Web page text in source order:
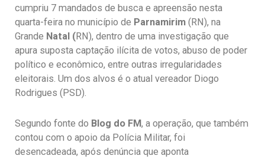
cumpriu 7 mandados de busca e apreensão nesta
quarta-feira no município de Parnamirim (RN), na
Grande Natal (RN), dentro de uma investigação que
apura suposta captação ilícita de votos, abuso de poder
político e econômico, entre outras irregularidades
eleitorais. Um dos alvos é o atual vereador Diogo
Rodrigues (PSD).
Segundo fonte do Blog do FM, a operação, que também
contou com o apoio da Polícia Militar, foi
desencadeada, após denúncia que aponta